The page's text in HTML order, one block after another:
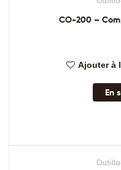
CO-200 –
Ajouter à
En